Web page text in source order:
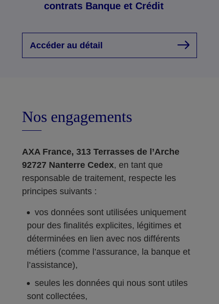
contrats Banque et Crédit
Accéder au détail
Nos engagements
AXA France, 313 Terrasses de l’Arche
92727 Nanterre Cedex, en tant que
responsable de traitement, respecte les
principes suivants :
vos données sont utilisées uniquement
pour des finalités explicites, légitimes et
déterminées en lien avec nos différents
métiers (comme l’assurance, la banque et
l’assistance),
seules les données qui nous sont utiles
sont collectées,